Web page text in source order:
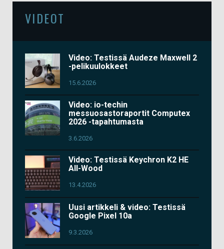
VIDEOT
Video: Testissä Audeze Maxwell 2
-pelikuulokkeet
15.6.2026
Video: io-techin
messuosastoraportit Computex
2026 -tapahtumasta
3.6.2026
Video: Testissä Keychron K2 HE
All-Wood
13.4.2026
Uusi artikkeli & video: Testissä
Google Pixel 10a
9.3.2026